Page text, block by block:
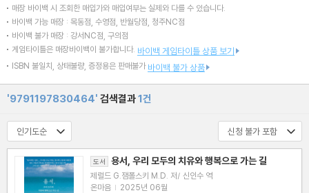
매장 바이백 시 조회한 매입가와 매입여부는 실제와 다를 수 있습니다.
바이백 가능 매장 : 목동점, 수영점, 반월당점, 청주NC점
바이백 불가 매장 : 강서NC점, 구의점
게임타이틀은 매장바이백이 불가합니다. 바이백 게임타이틀 상품 보기
ISBN 불일치, 상태불량, 증정용은 판매불가 바이백 불가 상품
'9791197830464' 검색결과1건
도서 용서, 우리 모두의 치유와 행복으로 가는 길
제럴드 G.잼폴스키 M.D. 저/ 신인수 역
온마음 | 2025년 06월